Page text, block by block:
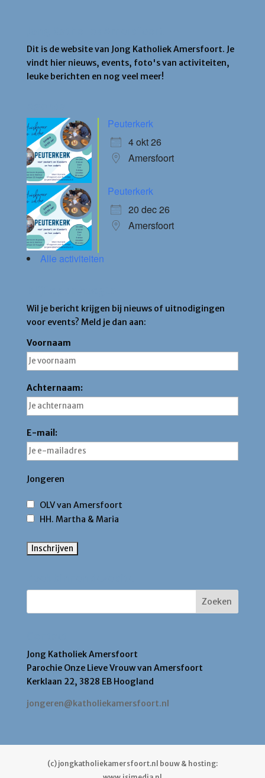
Dit is de website van Jong Katholiek Amersfoort. Je
vindt hier nieuws, events, foto's van activiteiten,
leuke berichten en nog veel meer!
Peuterkerk
4 okt 26
Amersfoort
Peuterkerk
20 dec 26
Amersfoort
Alle activiteiten
Wil je bericht krijgen bij nieuws of uitnodigingen
voor events? Meld je dan aan:
Voornaam
Achternaam:
E-mail:
Jongeren
OLV van Amersfoort
HH. Martha & Maria
Jong Katholiek Amersfoort
Parochie Onze Lieve Vrouw van Amersfoort
Kerklaan 22, 3828 EB Hoogland
jongeren@katholiekamersfoort.nl
(c) jongkatholiekamersfoort.nl bouw & hosting: